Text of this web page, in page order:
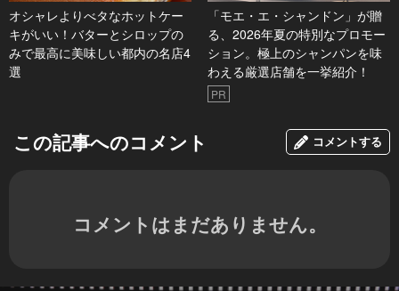
オシャレよりべタなホットケー
キがいい！バターとシロップの
みで最高に美味しい都内の名店4
選
「モエ・エ・シャンドン」が贈
る、2026年夏の特別なプロモー
ション。極上のシャンパンを味
わえる厳選店舗を一挙紹介！
PR
この記事へのコメント コメントする
コメントはまだありません。